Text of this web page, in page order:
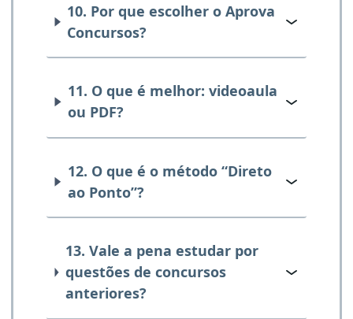
10. Por que escolher o Aprova
Concursos?
11. O que é melhor: videoaula
ou PDF?
12. O que é o método “Direto
ao Ponto”?
13. Vale a pena estudar por
questões de concursos
anteriores?